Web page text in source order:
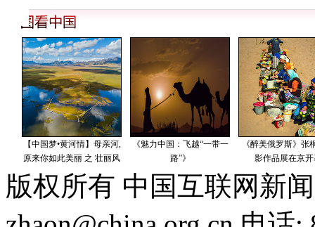
版权所有 中国互联网新